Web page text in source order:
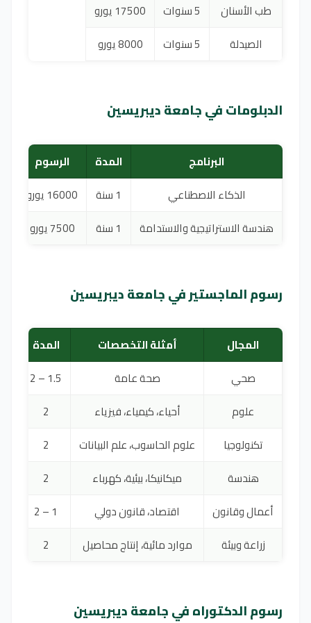
طب الأسنان
5 سنوات
17500 يورو
الصيدلة
5 سنوات 8000 يورو
الدبلومات في جامعة ديبريسين
البرنامج المدة
الرسوم
الذكاء الاصطناعي
1 سنة
16000 يورو
هندسة الاستراتيجية والاستدامة
1 سنة 7500 يورو
رسوم الماجستير في جامعة ديبريسين
المجال أمثلة التخصصات
المدة
صحي
صحة عامة 1.5 – 2
علوم
أحياء، كيمياء، فيزياء
2
تكنولوجيا
علوم الحاسوب، علم البيانات
2
هندسة
ميكانيكا، بيئية، كهرباء
2
أعمال وقانون
اقتصاد، قانون دولي
1 – 2
زراعة وبيئة
موارد مائية، إنتاج محاصيل 2
رسوم الدكتوراه في جامعة ديبريسين